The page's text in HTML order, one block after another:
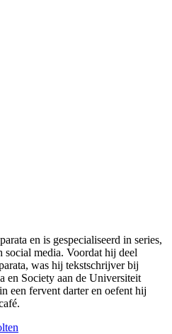
en is gespecialiseerd in series,
media. Voordat hij deel
was hij tekstschrijver bij
en Society aan de Universiteit
een fervent darter en oefent hij